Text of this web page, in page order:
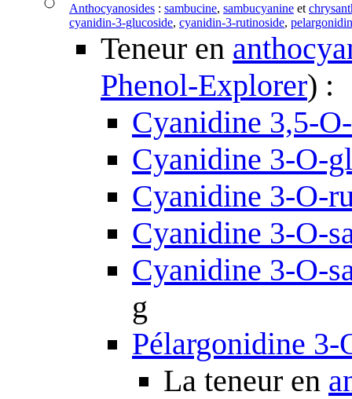
Anthocyanosides : sambucine, sambucyanine et
cyanidin-3-glucoside, cyanidin-3-rutinoside,
Teneur en
Phenol-Explorer) :
Cyanidine 3,5-
Cyanidine 3-O-
Cyanidine 3-O-
Cyanidine 3-O-
Cyanidine 3-O-
g
Pélargonidine 3-
La teneur en